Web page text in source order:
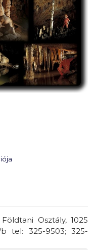
Osztály,1025
tel: 325-9503; 325-